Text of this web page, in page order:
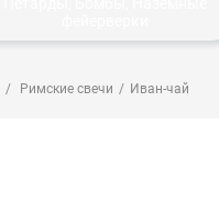
Римские свечи Иван-чай